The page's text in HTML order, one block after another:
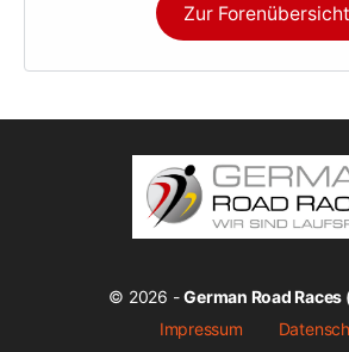
Zur Forenübersicht
© 2026 -German Road Races
Impressum